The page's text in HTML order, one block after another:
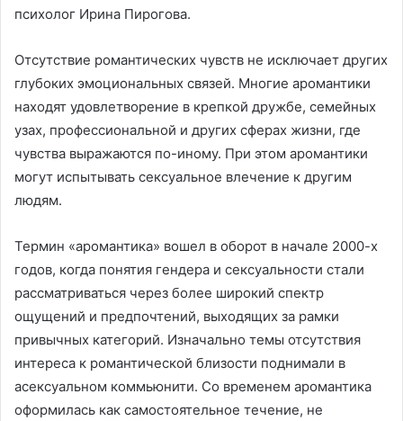
психолог Ирина Пирогова.
Отсутствие романтических чувств не исключает других
глубоких эмоциональных связей. Многие аромантики
находят удовлетворение в крепкой дружбе, семейных
узах, профессиональной и других сферах жизни, где
чувства выражаются по-иному. При этом аромантики
могут испытывать сексуальное влечение к другим
людям.
Термин «аромантика» вошел в оборот в начале 2000-х
годов, когда понятия гендера и сексуальности стали
рассматриваться через более широкий спектр
ощущений и предпочтений, выходящих за рамки
привычных категорий. Изначально темы отсутствия
интереса к романтической близости поднимали в
асексуальном коммьюнити. Со временем аромантика
оформилась как самостоятельное течение, не